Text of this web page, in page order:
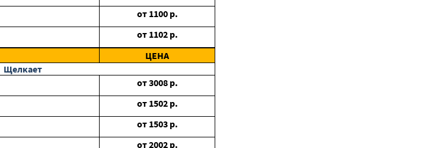
от 1100 р.
от 1102 р.
ЦЕНА
Щелкает
от3008 р.
от 1502 р.
от 1503 р.
от2002 р.